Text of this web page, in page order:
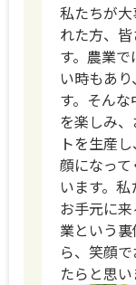
私たちが
れた方、
す。農業
い時もあ
す。そん
を楽しみ
トを生産
顔になっ
います。
お手元に
業という
ら、笑顔
たらと思い